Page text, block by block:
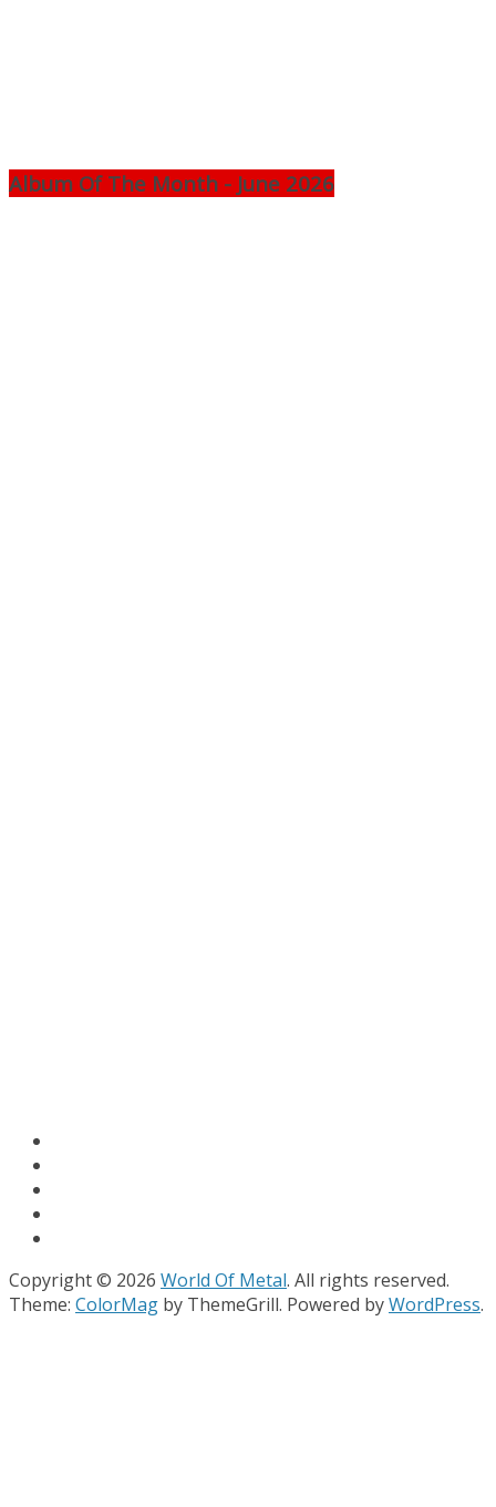
Album Of The Month - June 2026
Copyright © 2026 World Of Metal. All rights reserved.
Theme: ColorMag by ThemeGrill. Powered byWordPress.